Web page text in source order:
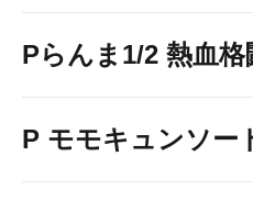
Pらんま1/2 熱血格
P モモキュンソー